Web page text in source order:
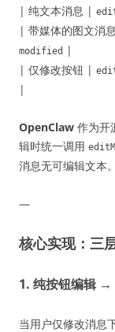
| 纯文本消息 |
| 带媒体的图文消
modified
|
| 仅修改按钮 |
|
OpenClaw 作为开
辑时统一调用
消息无可编辑文本
—
核心实现：三
1. 纯按钮编辑 →
当用户仅修改消息